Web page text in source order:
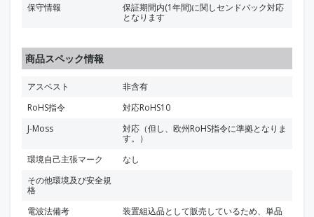
保守情報
保証期間内(1年間)に関しセンドバック対応
となります
商品スペック情報
アスベスト
非含有
RoHS指令
対応RoHS10
J-Moss
対応（但し、欧州RoHS指令に準拠となりま
す。）
環境自己主張マーク
なし
その他環境及び安全規
格
電波法備考
装置組込品として販売しているため、単品